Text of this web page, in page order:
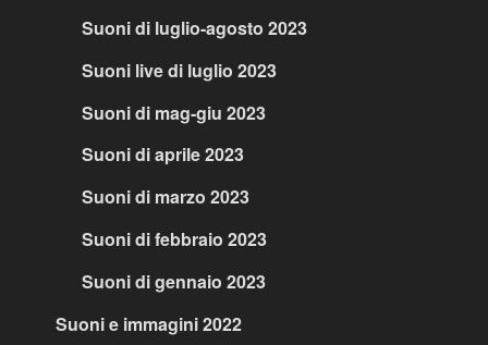
Suoni di luglio-agosto 2023
Suoni live di luglio 2023
Suoni di mag-giu 2023
Suoni di aprile 2023
Suoni di marzo 2023
Suoni di febbraio 2023
Suoni di gennaio 2023
Suoni e immagini 2022